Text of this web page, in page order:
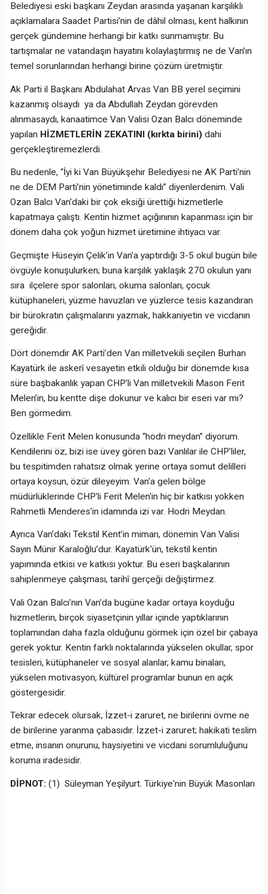
Belediyesi eski başkanı Zeydan arasında yaşanan karşılıklı
açıklamalara Saadet Partisi’nin de dâhil olması, kent halkının
gerçek gündemine herhangi bir katkı sunmamıştır. Bu
tartışmalar ne vatandaşın hayatını kolaylaştırmış ne de Van’ın
temel sorunlarından herhangi birine çözüm üretmiştir.
Ak Parti il Başkanı Abdulahat Arvas Van BB yerel seçimini
kazanmış olsaydı ya da Abdullah Zeydan görevden
alınmasaydı, kanaatimce Van Valisi Ozan Balcı döneminde
yapılan HİZMETLERİN ZEKATINI (kırkta birini) dahi
gerçekleştiremezlerdi.
Bu nedenle, “İyi ki Van Büyükşehir Belediyesi ne AK Parti’nin
ne de DEM Parti’nin yönetiminde kaldı” diyenlerdenim. Vali
Ozan Balcı Van'daki bir çok eksiği ürettiği hizmetlerle
kapatmaya çalıştı. Kentin hizmet açığınının kapanması için bir
dönem daha çok yoğun hizmet üretimine ihtiyacı var.
Geçmişte Hüseyin Çelik’in Van’a yaptırdığı 3-5 okul bugün bile
övgüyle konuşulurken; buna karşılık yaklaşık 270 okulun yanı
sıra ilçelere spor salonları, okuma salonları, çocuk
kütüphaneleri, yüzme havuzları ve yüzlerce tesis kazandıran
bir bürokratın çalışmalarını yazmak, hakkaniyetin ve vicdanın
gereğidir.
Dört dönemdir AK Parti’den Van milletvekili seçilen Burhan
Kayatürk ile askerî vesayetin etkili olduğu bir dönemde kısa
süre başbakanlık yapan CHP’li Van milletvekili Mason Ferit
Melen’in, bu kentte dişe dokunur ve kalıcı bir eseri var mı?
Ben görmedim.
Özellikle Ferit Melen konusunda “hodri meydan” diyorum.
Kendilerini öz, bizi ise üvey gören bazı Vanlılar ile CHP’liler,
bu tespitimden rahatsız olmak yerine ortaya somut delilleri
ortaya koysun, özür dileyeyim. Van'a gelen bölge
müdürlüklerinde CHP'li Ferit Melen'in hiç bir katkısı yokken
Rahmetli Menderes'in idamında izi var. Hodri Meydan.
Ayrıca Van’daki Tekstil Kent’in mimarı, dönemin Van Valisi
Sayın Münir Karaloğlu’dur. Kayatürk'ün, tekstil kentin
yapımında etkisi ve katkısı yoktur. Bu eseri başkalarının
sahiplenmeye çalışması, tarihî gerçeği değiştirmez.
Vali Ozan Balcı’nın Van’da bugüne kadar ortaya koyduğu
hizmetlerin, birçok siyasetçinin yıllar içinde yaptıklarının
toplamından daha fazla olduğunu görmek için özel bir çabaya
gerek yoktur. Kentin farklı noktalarında yükselen okullar, spor
tesisleri, kütüphaneler ve sosyal alanlar, kamu binaları,
yükselen motivasyon, kültürel programlar bunun en açık
göstergesidir.
Tekrar edecek olursak, İzzet-i zaruret, ne birilerini övme ne
de birilerine yaranma çabasıdır. İzzet-i zaruret; hakikati teslim
etme, insanın onurunu, haysiyetini ve vicdani sorumluluğunu
koruma iradesidir.
DİPNOT: (1) Süleyman Yeşilyurt. Türkiye'nin Büyük Masonları